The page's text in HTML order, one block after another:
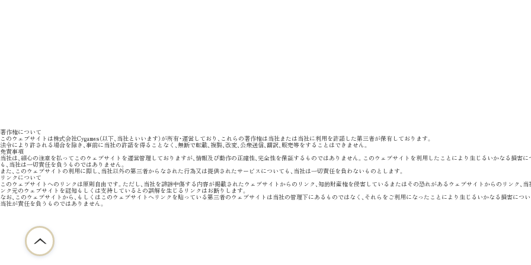
著作権について
このウェブサイトは株式会社Cygames（以下、当社といいます）が所有・運営しており、これらの著作権は当社または当社に利用を許諾した第三者が保有しております。
法令により許される場合を除き、事前に当社の許諾を得ることなく、無断で転載、複製、改変、公衆送信、翻訳、販売等をすることはできません。
免責事項
当社は、細心の注意を払ってこのウェブサイトを運営管理しておりますが、情報及び動作の正確性、完全性を保証するものではありません。このウェブサイトを利用したことにより生じるいかなる損害に
も、当社は一切責任を負うものではありません。
また、このウェブサイトの利用に際し、当社以外の第三者からなされた行為又は提供されたサービスについても、当社は一切責任を負わないものとします。
リンクについて
このウェブサイトへのリンクは原則自由です。ただし、当社を誹謗中傷する内容が掲載されたウェブサイトからのリンク、知的財産権を侵害しているまたはその恐れがあるウェブサイトからのリンク、当
ンク元のウェブサイトを認知もしくは支持しているとの誤解を生じるリンクはお断りします。
なお、このウェブサイトから、もしくはこのウェブサイトへリンクを貼っている第三者のウェブサイトは当社の管理下にあるものではなく、それらをご利用になったことにより生じるいかなる損害につい
当社が責任を負うものではありません。